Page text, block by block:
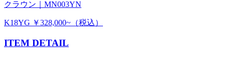
クラウン｜MN003YN
K18YG ￥328,000~（税込）
ITEM DETAIL